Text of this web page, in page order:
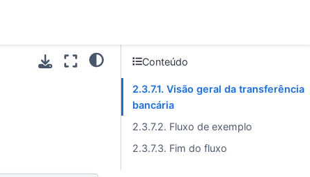
Conteúdo
2.3.7.1. Visão geral da transferência
bancária
2.3.7.2. Fluxo de exemplo
2.3.7.3. Fim do fluxo